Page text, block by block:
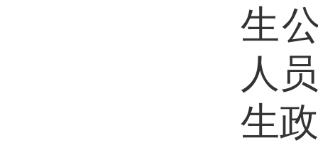
生
人
生